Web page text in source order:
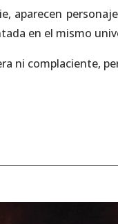
aparecen
en el mismo
ni complaciente,